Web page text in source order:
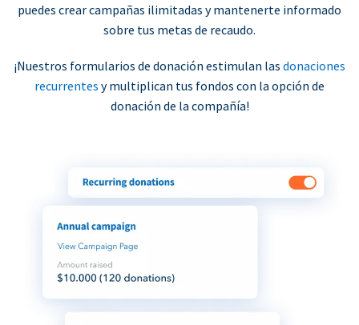
puedes crear campañas ilimitadas y mantenerte informado
sobre tus metas de recaudo.
¡Nuestros formularios de donación estimulan las donaciones
recurrentes y multiplican tus fondos con la opción de
donación de la compañía!